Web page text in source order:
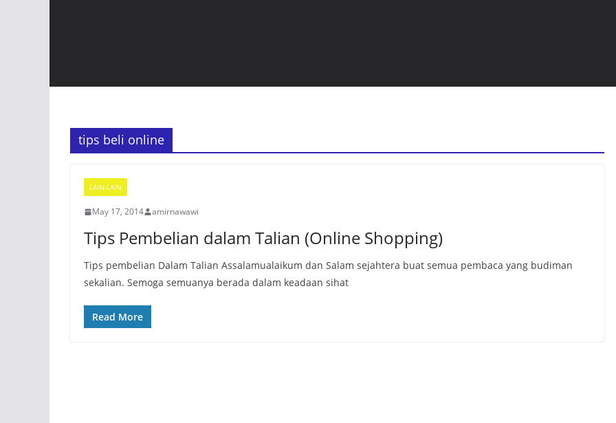
tips beli online
LAIN-LAIN
May 17, 2014 amirnawawi
Tips Pembelian dalam Talian (Online Shopping)
Tips pembelian Dalam Talian Assalamualaikum dan Salam sejahtera buat semua pembaca yang budiman
sekalian. Semoga semuanya berada dalam keadaan sihat
Read More